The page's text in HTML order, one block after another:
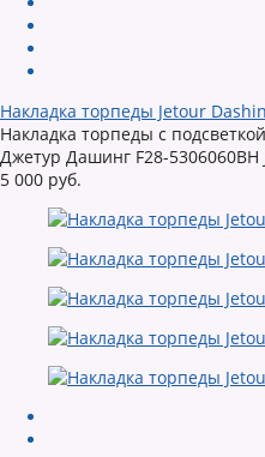
Накладка торпеды Jetour
Накладка торпеды с
Джетур Дашинг F28-5306060BH
5 000 руб.